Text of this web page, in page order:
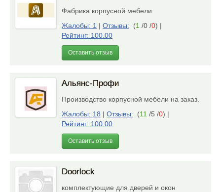
Фабрика корпусной мебели.
Жалобы: 1 | Отзывы: (1 /0 /0) |
Рейтинг: 100.00
Оставить отзыв
Альянс-Профи
Производство корпусной мебели на заказ.
Жалобы: 18 | Отзывы: (11 /5 /0) |
Рейтинг: 100.00
Оставить отзыв
Doorlock
комплектующие для дверей и окон